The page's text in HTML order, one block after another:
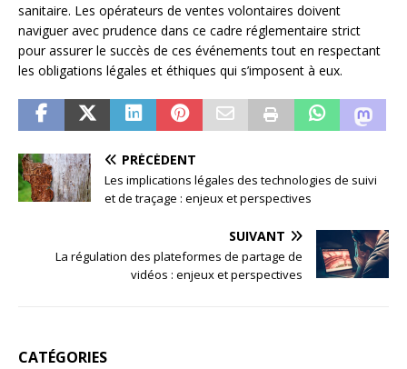
sanitaire. Les opérateurs de ventes volontaires doivent
naviguer avec prudence dans ce cadre réglementaire strict
pour assurer le succès de ces événements tout en respectant
les obligations légales et éthiques qui s’imposent à eux.
PRÉCÉDENT
Les implications légales des technologies de suivi
et de traçage : enjeux et perspectives
SUIVANT
La régulation des plateformes de partage de
vidéos : enjeux et perspectives
CATÉGORIES